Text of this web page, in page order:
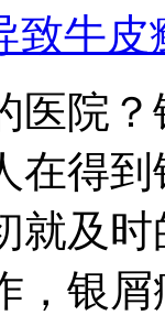
致牛皮
医院
在得
就及
，银